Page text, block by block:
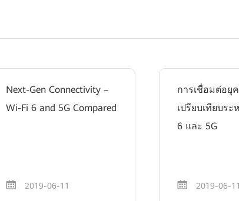
Next-Gen Connectivity –
Wi-Fi 6 and 5G Compared
2019-06-11
การเชื่อมต่อยุ
เปรียบเทียบระ
6 และ 5G
2019-06-11